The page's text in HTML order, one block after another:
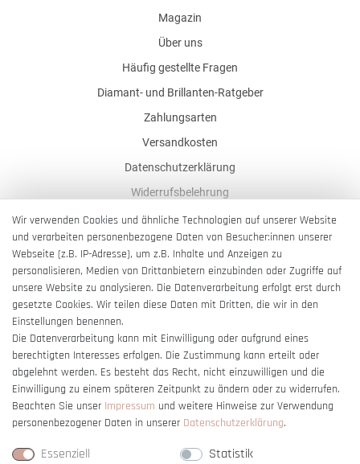
Magazin
Über uns
Häufig gestellte Fragen
Diamant- und Brillanten-Ratgeber
Zahlungsarten
Versandkosten
Datenschutzerklärung
Widerrufsbelehrung
AGB
Impressum
Barrierefreiheitserklärung
Vertrag widerrufen
Wir verwenden Cookies und ähnliche Technologien auf unserer Website
und verarbeiten personenbezogene Daten von Besucher:innen unserer
Webseite (z.B. IP-Adresse), um z.B. Inhalte und Anzeigen zu
personalisieren, Medien von Drittanbietern einzubinden oder Zugriffe auf
unsere Website zu analysieren. Die Datenverarbeitung erfolgt erst durch
gesetzte Cookies. Wir teilen diese Daten mit Dritten, die wir in den
Einstellungen benennen.
Die Datenverarbeitung kann mit Einwilligung oder aufgrund eines
berechtigten Interesses erfolgen. Die Zustimmung kann erteilt oder
abgelehnt werden. Es besteht das Recht, nicht einzuwilligen und die
Einwilligung zu einem späteren Zeitpunkt zu ändern oder zu widerrufen.
Beachten Sie unser Impressum und weitere Hinweise zur Verwendung
personenbezogener Daten in unserer Daten­schutz­erklärung.
Essenziell Statistik